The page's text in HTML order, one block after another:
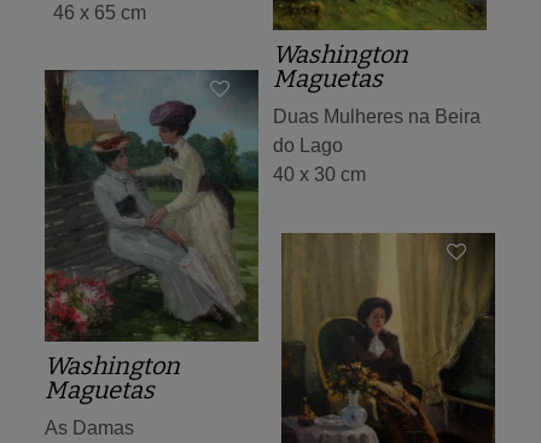
Washington
Maguetas
Duas Mulheres na Beira
do Lago
40 x 30 cm
46 x 65 cm
Washington
Maguetas
As Damas